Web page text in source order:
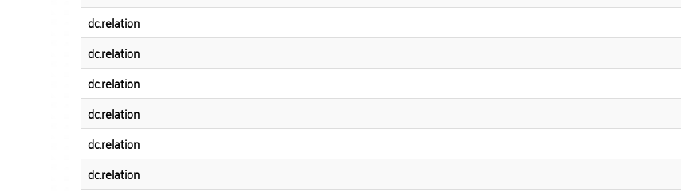
dc.relation
dc.relation
dc.relation
dc.relation
dc.relation
dc.relation